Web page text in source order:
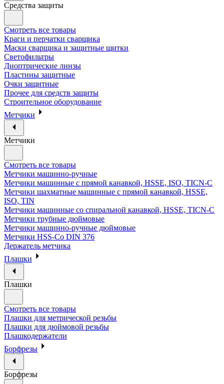
Средства защиты
Смотреть все товары
Краги и перчатки сварщика
Маски сварщика и защитные щитки
Светофильтры
Диоптрические линзы
Пластины защитные
Очки защитные
Прочее для средств защиты
Строительное оборудование
Метчики
Метчики
Смотреть все товары
Метчики машинно-ручные
Метчики машинные с прямой канавкой, HSSE, ISO, TICN-C
Метчики шахматные машинные с прямой канавкой, HSSE,
ISO, TIN
Метчики машинные со спиральной канавкой, HSSE, TICN-C
Метчики трубные дюймовые
Метчики машинно-ручные дюймовые
Метчики HSS-Co DIN 376
Держатель метчика
Плашки
Плашки
Смотреть все товары
Плашки для метрической резьбы
Плашки для дюймовой резьбы
Плашкодержатели
Борфрезы
Борфрезы